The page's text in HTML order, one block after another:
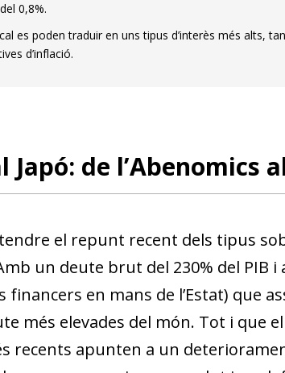
0,8%.
es poden traduir en uns tipus d’interès més alts,
d’inflació.
de l’Abenomics
el repunt recent dels tipus
un deute brut del 230% del PIB
en mans de l’Estat) que
més elevades del món. Tot i que
recents apunten a un